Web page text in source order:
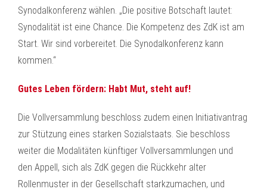
Synodalkonferenz wählen. „Die positive Botschaft lautet:
Synodalität ist eine Chance. Die Kompetenz des ZdK ist am
Start. Wir sind vorbereitet. Die Synodalkonferenz kann
kommen.“
Gutes Leben fördern: Habt Mut, steht auf!
Die Vollversammlung beschloss zudem einen Initiativantrag
zur Stützung eines starken Sozialstaats. Sie beschloss
weiter die Modalitäten künftiger Vollversammlungen und
den Appell, sich als ZdK gegen die Rückkehr alter
Rollenmuster in der Gesellschaft starkzumachen, und